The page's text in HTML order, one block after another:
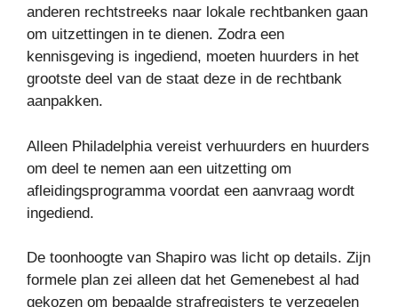
anderen rechtstreeks naar lokale rechtbanken gaan
om uitzettingen in te dienen. Zodra een
kennisgeving is ingediend, moeten huurders in het
grootste deel van de staat deze in de rechtbank
aanpakken.
Alleen Philadelphia vereist verhuurders en huurders
om deel te nemen aan een uitzetting om
afleidingsprogramma voordat een aanvraag wordt
ingediend.
De toonhoogte van Shapiro was licht op details. Zijn
formele plan zei alleen dat het Gemenebest al had
gekozen om bepaalde strafregisters te verzegelen